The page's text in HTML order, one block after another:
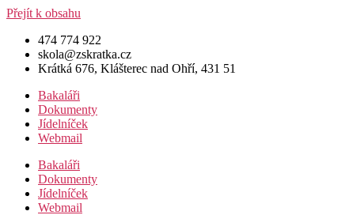
Přejít k obsahu
474 774 922
skola@zskratka.cz
Krátká 676, Klášterec nad Ohří, 431 51
Bakaláři
Dokumenty
Jídelníček
Webmail
Bakaláři
Dokumenty
Jídelníček
Webmail